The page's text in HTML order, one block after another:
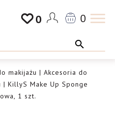
0 0
makijażu | Akcesoria do
| KillyS Make Up Sponge
1 szt.